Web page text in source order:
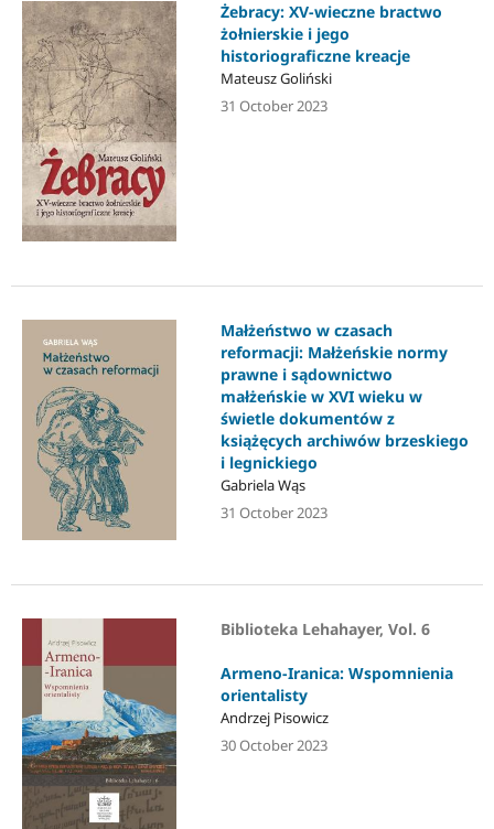
Żebracy: XV-wieczne bractwo
żołnierskie i jego
historiograficzne kreacje
Mateusz Goliński
31 October 2023
Małżeństwo w czasach
reformacji: Małżeńskie normy
prawne i sądownictwo
małżeńskie w XVI wieku w
świetle dokumentów z
książęcych archiwów brzeskiego
i legnickiego
Gabriela Wąs
31 October 2023
Biblioteka Lehahayer, Vol. 6
Armeno-Iranica: Wspomnienia
orientalisty
Andrzej Pisowicz
30 October 2023